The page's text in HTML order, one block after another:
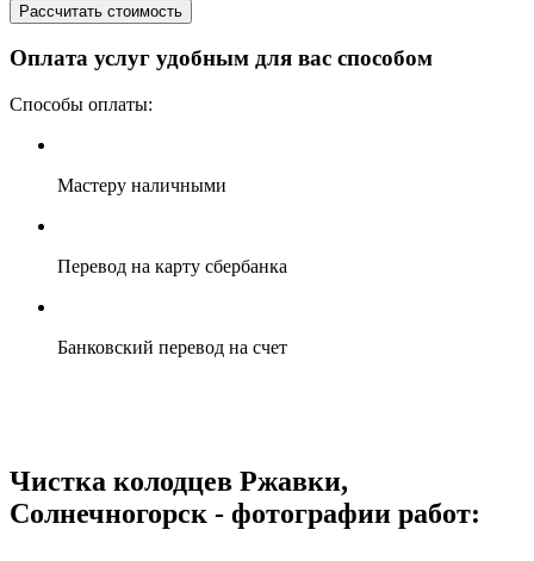
Рассчитать стоимость
Оплата услуг удобным для вас способом
Способы оплаты:
Мастеру наличными
Перевод на карту сбербанка
Банковский перевод на счет
Чистка колодцев Ржавки,
Солнечногорск - фотографии работ: